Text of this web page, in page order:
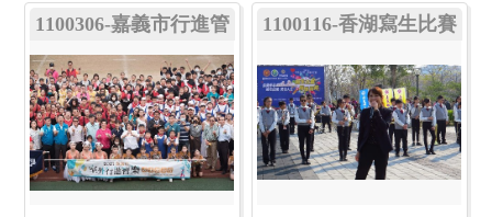
1100306-嘉義市行進管
樂四校聯合發表
1100116-香湖寫生比賽